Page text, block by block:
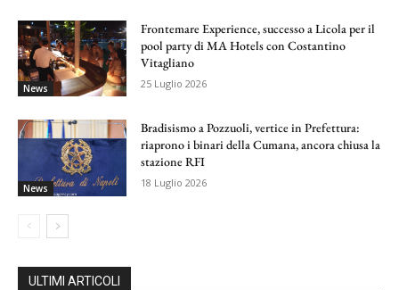
News
Frontemare Experience, successo a Licola per il
pool party di MA Hotels con Costantino
Vitagliano
25 Luglio 2026
News
Bradisismo a Pozzuoli, vertice in Prefettura:
riaprono i binari della Cumana, ancora chiusa la
stazione RFI
18 Luglio 2026
ULTIMI ARTICOLI